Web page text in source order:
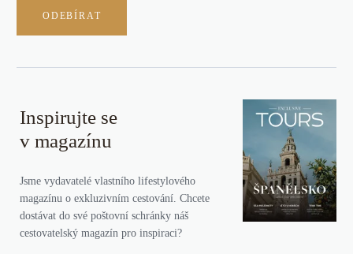
ODEBÍRAT
Inspirujte se
v magazínu
Jsme vydavatelé vlastního lifestylového
magazínu o exkluzivním cestování. Chcete
dostávat do své poštovní schránky náš
cestovatelský magazín pro inspiraci?